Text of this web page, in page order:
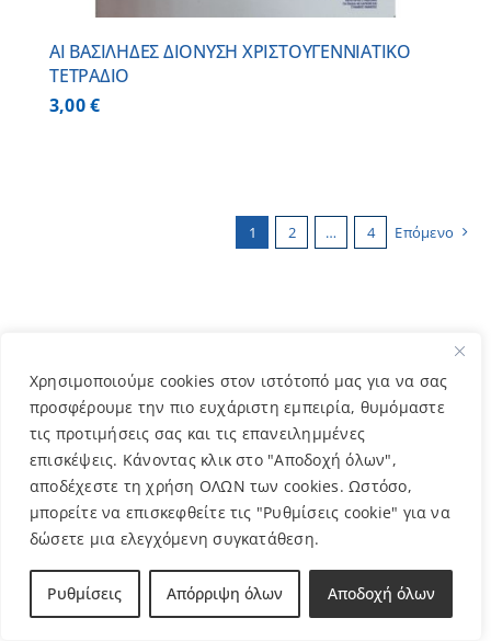
Χρησιμοποιούμε cookies στον ιστότοπό μας για να σας
προσφέρουμε την πιο ευχάριστη εμπειρία, θυμόμαστε
τις προτιμήσεις σας και τις επανειλημμένες
επισκέψεις. Κάνοντας κλικ στο "Αποδοχή όλων",
αποδέχεστε τη χρήση ΟΛΩΝ των cookies. Ωστόσο,
μπορείτε να επισκεφθείτε τις "Ρυθμίσεις cookie" για να
δώσετε μια ελεγχόμενη συγκατάθεση.
Ρυθμίσεις Απόρριψη όλων Αποδοχή όλων
ΑΙ ΒΑΣΙΛΗΔΕΣ ΔΙΟΝΥΣΗ ΧΡΙΣΤΟΥΓΕΝΝΙΑΤΙΚΟ
ΤΕΤΡΑΔΙΟ
3,00€
1 2 … 4 Επόμενο
Κατηγορίες
Βιβλία(3)
Βραχιολάκια(13)
Γλαστρούλες(10)
Γούρια χεριού & πόρτας